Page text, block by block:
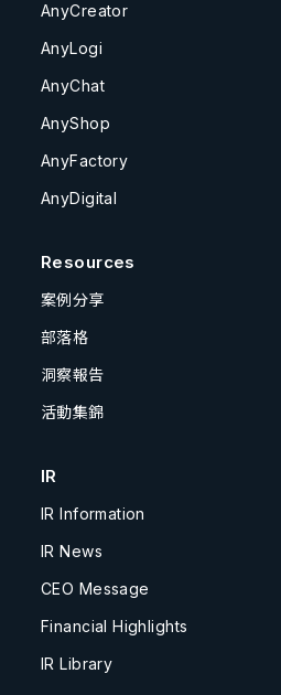
AnyCreator
AnyLogi
AnyChat
AnyShop
AnyFactory
AnyDigital
Resources
案例分享
部落格
洞察報告
活動集錦
IR
IR Information
IR News
CEO Message
Financial Highlights
IR Library